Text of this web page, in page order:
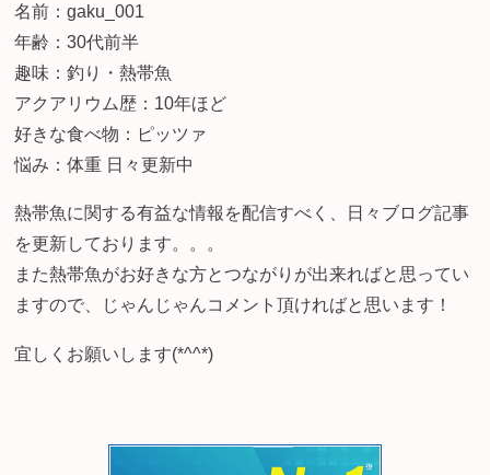
名前：gaku_001
年齢：30代前半
趣味：釣り・熱帯魚
アクアリウム歴：10年ほど
好きな食べ物：ピッツァ
悩み：体重 日々更新中
熱帯魚に関する有益な情報を配信すべく、日々ブログ記事
を更新しております。。。
また熱帯魚がお好きな方とつながりが出来ればと思ってい
ますので、じゃんじゃんコメント頂ければと思います！
宜しくお願いします(*^^*)